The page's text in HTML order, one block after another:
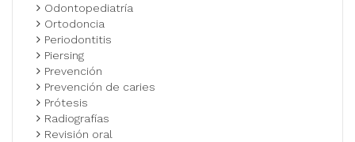
Odontopediatría
Ortodoncia
Periodontitis
Piersing
Prevención
Prevención de caries
Prótesis
Radiografías
Revisión oral